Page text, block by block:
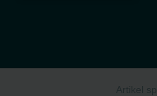
Artikel